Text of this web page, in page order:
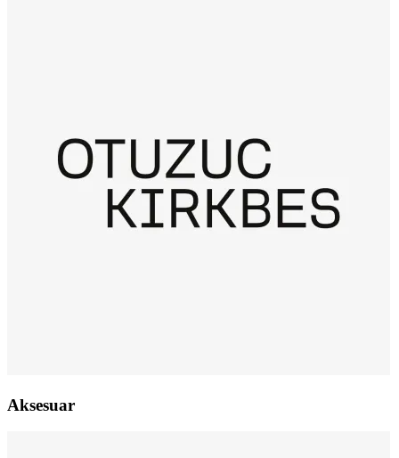
Aksesuar